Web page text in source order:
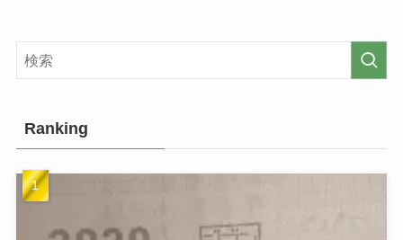
Ranking